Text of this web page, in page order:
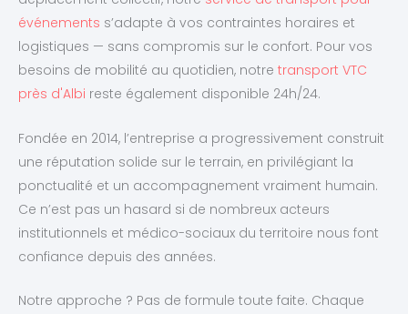
événements s’adapte à vos contraintes horaires et
logistiques — sans compromis sur le confort. Pour vos
besoins de mobilité au quotidien, notre transport VTC
près d'Albi reste également disponible 24h/24.
Fondée en 2014, l’entreprise a progressivement construit
une réputation solide sur le terrain, en privilégiant la
ponctualité et un accompagnement vraiment humain.
Ce n’est pas un hasard si de nombreux acteurs
institutionnels et médico-sociaux du territoire nous font
confiance depuis des années.
Notre approche ? Pas de formule toute faite. Chaque